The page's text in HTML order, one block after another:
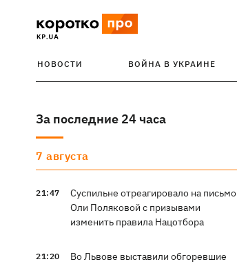
НОВОСТИ ВОЙНА В УКРАИНЕ
За последние 24 часа
7 августа
21:47
Суспильне отреагировало на письмо
Оли Поляковой с призывами
изменить правила Нацотбора
21:20
Во Львове выставили обгоревшие